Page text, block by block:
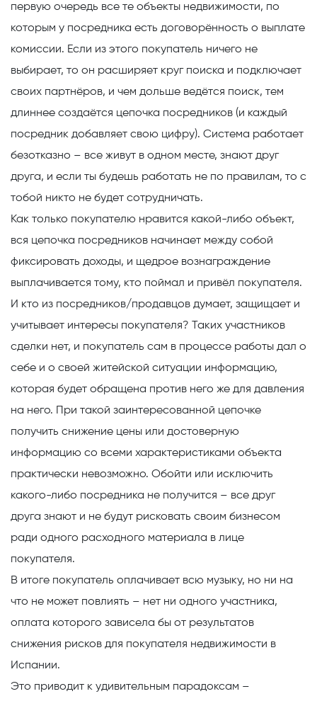
первую очередь все те объекты недвижимости, по
которым у посредника есть договорённость о выплате
комиссии. Если из этого покупатель ничего не
выбирает, то он расширяет круг поиска и подключает
своих партнёров, и чем дольше ведётся поиск, тем
длиннее создаётся цепочка посредников (и каждый
посредник добавляет свою цифру). Система работает
безотказно – все живут в одном месте, знают друг
друга, и если ты будешь работать не по правилам, то с
тобой никто не будет сотрудничать.
Как только покупателю нравится какой-либо объект,
вся цепочка посредников начинает между собой
фиксировать доходы, и щедрое вознаграждение
выплачивается тому, кто поймал и привёл покупателя.
И кто из посредников/продавцов думает, защищает и
учитывает интересы покупателя? Таких участников
сделки нет, и покупатель сам в процессе работы дал о
себе и о своей житейской ситуации информацию,
которая будет обращена против него же для давления
на него. При такой заинтересованной цепочке
получить снижение цены или достоверную
информацию со всеми характеристиками объекта
практически невозможно. Обойти или исключить
какого-либо посредника не получится – все друг
друга знают и не будут рисковать своим бизнесом
ради одного расходного материала в лице
покупателя.
В итоге покупатель оплачивает всю музыку, но ни на
что не может повлиять – нет ни одного участника,
оплата которого зависела бы от результатов
снижения рисков для покупателя недвижимости в
Испании.
Это приводит к удивительным парадоксам –